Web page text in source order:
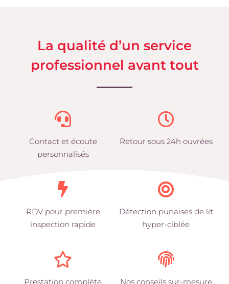
La qualité d’un service
professionnel avant tout
Contact et écoute
personnalisés
Retour sous 24h ouvrées
RDV pour première
inspection rapide
Détection punaises de lit
hyper-ciblée
Prestation complète Nos conseils sur-mesure